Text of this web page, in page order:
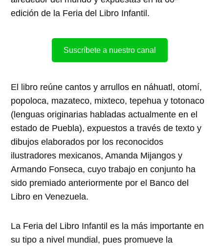
edición de la Feria del Libro Infantil.
Suscríbete a nuestro canal
El libro reúne cantos y arrullos en náhuatl, otomí,
popoloca, mazateco, mixteco, tepehua y totonaco
(lenguas originarias habladas actualmente en el
estado de Puebla), expuestos a través de texto y
dibujos elaborados por los reconocidos
ilustradores mexicanos, Amanda Mijangos y
Armando Fonseca, cuyo trabajo en conjunto ha
sido premiado anteriormente por el Banco del
Libro en Venezuela.
La Feria del Libro Infantil es la más importante en
su tipo a nivel mundial, pues promueve la